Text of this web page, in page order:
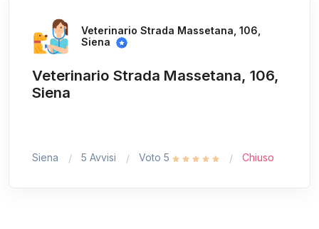
Veterinario Strada Massetana, 106,
Siena
Veterinario Strada Massetana, 106,
Siena
Siena 5 Avvisi Voto 5 Chiuso